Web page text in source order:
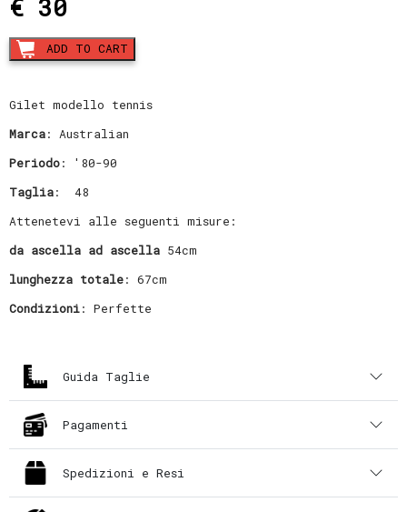
€ 30
Vintage
Australian
tennis
quantity
ADD TO CART
Gilet modello tennis
Marca: Australian
Periodo: '80-90
Taglia: 48
Attenetevi alle seguenti misure:
da ascella ad ascella54cm
lunghezza totale: 67cm
Condizioni: Perfette
Guida Taglie
Pagamenti
Spedizioni e Resi